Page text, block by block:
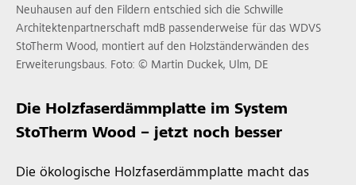
Die Holzfaserdämmplatte im System
StoTherm Wood – jetzt noch besser
Die ökologische Holzfaserdämmplatte macht das
Neuhausen auf den Fildern entschied sich die Schwille
Architektenpartnerschaft mdB passenderweise für das WDVS
StoTherm Wood, montiert auf den Holzständerwänden des
Erweiterungsbaus. Foto: © Martin Duckek, Ulm, DE